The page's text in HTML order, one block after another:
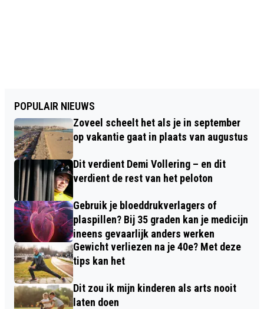
POPULAIR NIEUWS
Zoveel scheelt het als je in september
op vakantie gaat in plaats van augustus
Dit verdient Demi Vollering – en dit
verdient de rest van het peloton
Gebruik je bloeddrukverlagers of
plaspillen? Bij 35 graden kan je medicijn
ineens gevaarlijk anders werken
Gewicht verliezen na je 40e? Met deze
tips kan het
Dit zou ik mijn kinderen als arts nooit
laten doen